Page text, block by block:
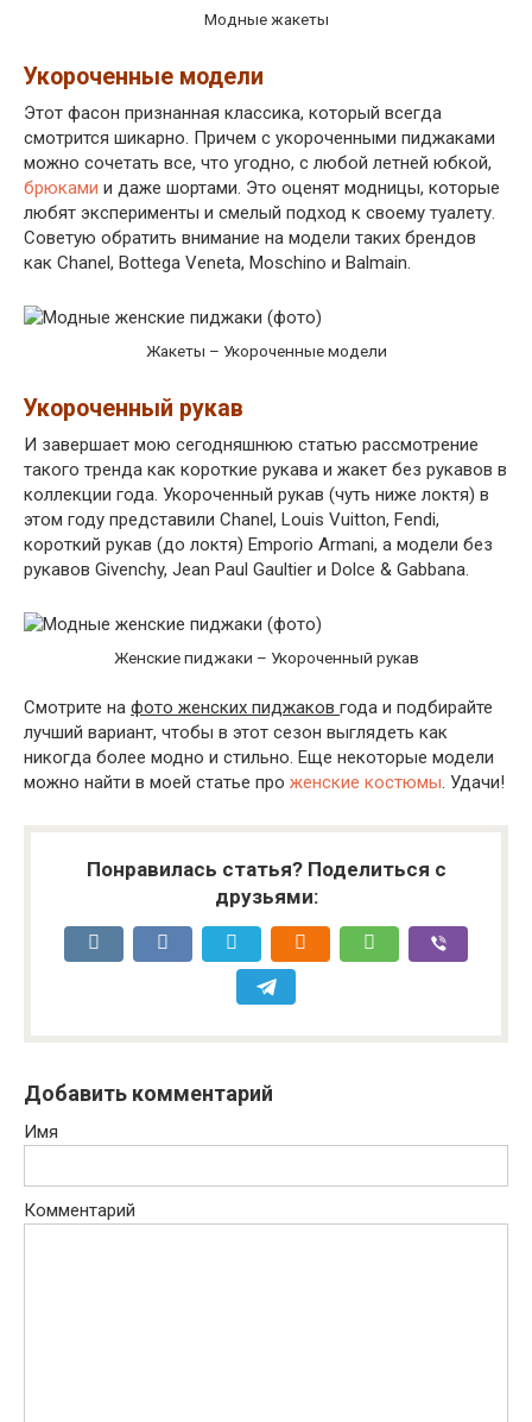
Модные жакеты
Укороченные модели
Этот фасон признанная классика, который всегда
смотрится шикарно. Причем с укороченными пиджаками
можно сочетать все, что угодно, с любой летней юбкой,
брюками и даже шортами. Это оценят модницы, которые
любят эксперименты и смелый подход к своему туалету.
Советую обратить внимание на модели таких брендов
как Chanel, Bottega Veneta, Moschino и Balmain.
Жакеты – Укороченные модели
Укороченный рукав
И завершает мою сегодняшнюю статью рассмотрение
такого тренда как короткие рукава и жакет без рукавов в
коллекции года. Укороченный рукав (чуть ниже локтя) в
этом году представили Chanel, Louis Vuitton, Fendi,
короткий рукав (до локтя) Emporio Armani, а модели без
рукавов Givenchy, Jean Paul Gaultier и Dolce & Gabbana.
Женские пиджаки – Укороченный рукав
Смотрите на фото женских пиджаков года и подбирайте
лучший вариант, чтобы в этот сезон выглядеть как
никогда более модно и стильно. Еще некоторые модели
можно найти в моей статье про женские костюмы. Удачи!
Понравилась статья? Поделиться с
друзьями:
Добавить комментарий
Имя
Комментарий